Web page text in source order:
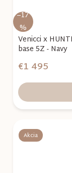
–17
%
Venicci x
base 5Z - Navy
€1 495
Akcia